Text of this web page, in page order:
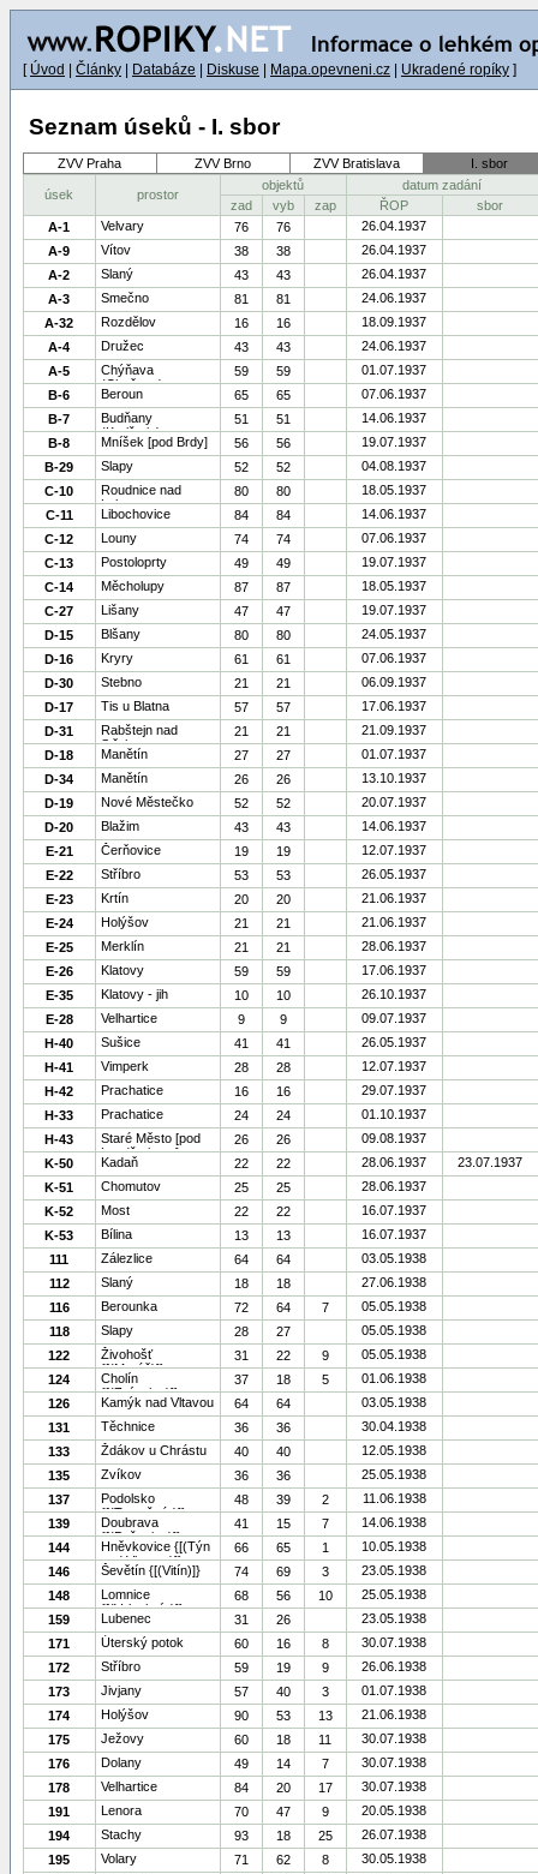
[ Úvod Články Databáze Diskuse Mapa.opevneni.cz Ukradené ropíky ]
Seznam úseků - I. sbor
ZVV Praha ZVV Brno ZVV Bratislava I. sbor
úsek prostor
objektů
datum zadání
zad
vyb zap ŘOP
sbor
A-1
Velvary 76 76
26.04.1937
A-9
Vítov 38 38
26.04.1937
A-2
Slaný 43 43
26.04.1937
A-3
Smečno 81 81
24.06.1937
A-32
Rozdělov 16 16
18.09.1937
A-4
Družec 43 43
24.06.1937
A-5
Chýňava
(Chyňava)
59 59
01.07.1937
B-6
Beroun 65 65
07.06.1937
B-7
Budňany
(Karlštejn)
51 51
14.06.1937
B-8
Mníšek [pod Brdy] 56 56
19.07.1937
B-29
Slapy 52 52
04.08.1937
C-10
Roudnice nad
Labem
80 80
18.05.1937
C-11
Libochovice 84 84
14.06.1937
C-12
Louny 74 74
07.06.1937
C-13
Postoloprty 49 49
19.07.1937
C-14
Měcholupy 87 87
18.05.1937
C-27
Lišany 47 47
19.07.1937
D-15
Blšany 80 80
24.05.1937
D-16
Kryry 61 61
07.06.1937
D-30
Stebno 21 21
06.09.1937
D-17
Tis u Blatna 57 57
17.06.1937
D-31
Rabštejn nad
Střelou
21 21
21.09.1937
D-18
Manětín 27 27
01.07.1937
D-34
Manětín 26 26
13.10.1937
D-19
Nové Městečko 52 52
20.07.1937
D-20
Blažim 43 43
14.06.1937
E-21
Čerňovice 19 19
12.07.1937
E-22
Stříbro 53 53
26.05.1937
E-23
Krtín 20 20
21.06.1937
E-24
Holýšov 21 21
21.06.1937
E-25
Merklín 21 21
28.06.1937
E-26
Klatovy 59 59
17.06.1937
E-35
Klatovy - jih 10 10
26.10.1937
E-28
Velhartice 9 9
09.07.1937
H-40
Sušice 41 41
26.05.1937
H-41
Vimperk 28 28
12.07.1937
H-42
Prachatice 16 16
29.07.1937
H-33
Prachatice 24 24
01.10.1937
H-43
Staré Město [pod
Landštejnem]
26 26
09.08.1937
K-50
Kadaň 22 22 28.06.1937
23.07.1937
K-51
Chomutov 25 25
28.06.1937
K-52
Most 22 22
16.07.1937
K-53
Bílina 13 13
16.07.1937
111
Zálezlice 64 64
03.05.1938
112
Slaný 18 18
27.06.1938
116
Berounka 72 64 7
05.05.1938
118
Slapy 28 27
05.05.1938
122
Živohošť
{[(Moráň)]}
31 22 9
05.05.1938
124
Cholín
{[(Zvírotice)]}
37 18 5
01.06.1938
126
Kamýk nad Vltavou 64 64
03.05.1938
131
Těchnice 36 36
30.04.1938
133
Ždákov u Chrástu 40 40
12.05.1938
135
Zvíkov 36 36
25.05.1938
137
Podolsko
{[(Temešvár)]}
48 39 2
11.06.1938
139
Doubrava
{[(Pašovice)]}
41 15 7
14.06.1938
144
Hněvkovice {[(Týn
nad Vltavou)]}
66 65 1
10.05.1938
146
Ševětín {[(Vitín)]} 74 69 3
23.05.1938
148
Lomnice
{[(Velechvín)]}
68 56 10
25.05.1938
159
Lubenec 31 26
23.05.1938
171
Úterský potok 60 16 8
30.07.1938
172
Stříbro 59 19 9
26.06.1938
173
Jivjany 57 40 3
01.07.1938
174
Holýšov 90 53 13
21.06.1938
175
Ježovy 60 18 11
30.07.1938
176
Dolany 49 14 7
30.07.1938
178
Velhartice 84 20 17
30.07.1938
191
Lenora 70 47 9
20.05.1938
194
Stachy 93 18 25
26.07.1938
195
Volary 71 62 8
30.05.1938